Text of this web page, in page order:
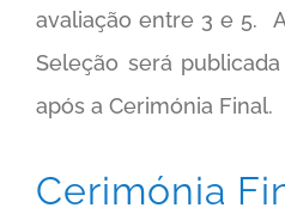
avaliação entre 3 e 5.
Seleção será
após a Cerimónia Final.
Cerimónia